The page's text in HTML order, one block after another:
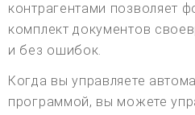
контрагентами позволяет
комплект документов
и без ошибок.
Когда вы управляете
программой, вы можете